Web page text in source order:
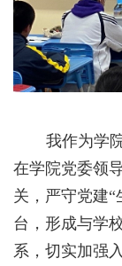
我作为学
在学院党委领
关，严守党建
台，形成与学
系，切实加强